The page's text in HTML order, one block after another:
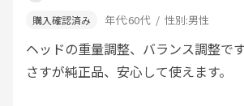
年代:60代 性別:男性
ヘッドの重量調整、バランス調整で
さすが純正品、安心して使えます。